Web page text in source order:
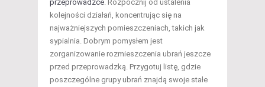
przeprowadzce. Rozpocznij od ustalenia
kolejności działań, koncentrując się na
najważniejszych pomieszczeniach, takich jak
sypialnia. Dobrym pomysłem jest
zorganizowanie rozmieszczenia ubrań jeszcze
przed przeprowadzką. Przygotuj listę, gdzie
poszczególne grupy ubrań znajdą swoje stałe